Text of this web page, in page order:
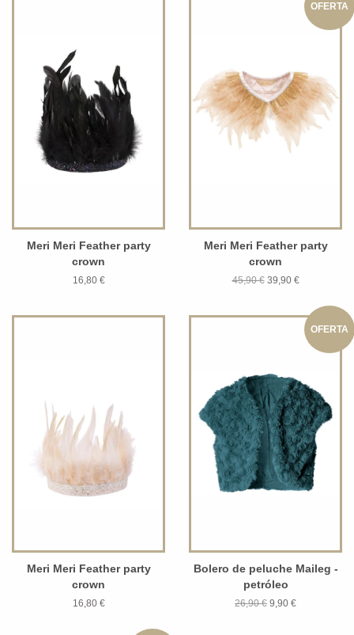
Meri Meri Feather party
crown
16,80 €
OFERTA
Meri Meri Feather party
crown
45,90 €39,90 €
Meri Meri Feather party
crown
16,80 €
OFERTA
Bolero de peluche Maileg -
petróleo
26,90 € 9,90 €